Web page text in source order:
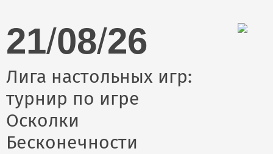
21/08/26
Лига настольных игр:
турнир по игре
Осколки
Бесконечности